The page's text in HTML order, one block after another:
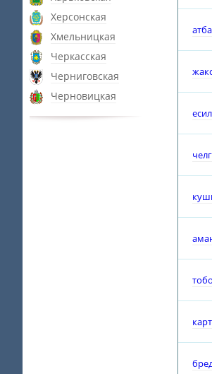
Херсонская
Хмельницкая
Черкасская
Черниговская
Черновицкая